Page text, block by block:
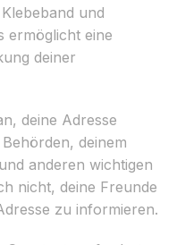
und
ermöglicht eine
deiner
deine Adresse
deinem
anderen wichtigen
nicht, deine Freunde
zu informieren.